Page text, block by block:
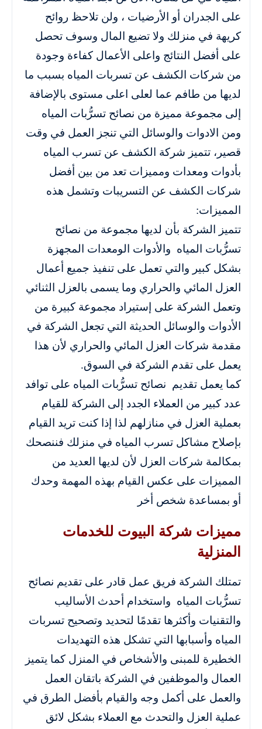
على الجدران أو الأرضيات ، ولن تلاحظ روائح
كريهة في منزلك ولا تضيع المال وسوف تحصل
على أفضل النتائج واعلى الأعمال كفاءة وجودة
من شركات الكشف عن تسربات المياه بسبب ما
لديها من طافم عما لعلى اعلى مستوى بالإضافة
إلى مجموعة مميزة من نصائح تسرُّبات المياه
ومن الادوات والوسائل التي تنجز العمل في وقت
قصير، تتميز شركة الكشف عن تسرب المياه
بأدوات ومعدات ومميزات تعد من بين أفضل
شركات الكشف عن التسريبات وتشمل هذه
المميزات:
تتميز الشركة بأن لديها مجموعة من نصائح
تسرُّبات المياه والأدوات الومعدات المجهزة
بشكل كبير والتي تعمل على تنفيذ جميع أعمال
العزل المائي والحراري وما يسمى بالعزل الثنائي
وتعمل الشركة على إستيراد مجموعة كبيرة من
الأدوات والوسائل الحديثة التي تجعل الشركة في
مقدمة شركات العزل المائي والحراري لأن هذا
يعمل على تقدم الشركة في السوق.
كما يعمل تقديم نصائح تسرُّبات المياه على توافد
عدد كبير من العملاء الجدد إلى الشركة للقيام
بعملية العزل في منازلهم لذا إذا كنت تريد القيام
بإصلاح مشاكل تسرب المياه في منزلك فننصحك
بمكالمة شركات العزل لأن لديها العديد من
المميزات على عكس القيام بهذه المهمة وحدك
أو بمساعدة شخص أخر
مميزات شركة البيوت للخدمات
المنزلية
تمتلك الشركة فريق عمل قادر على تقديم نصائح
تسرُّبات المياه واستخدام أحدث الأساليب
والتقنيات وأكثرها تقدمًا لتحديد وتصحيح تسربات
المياه وأسبابها التي تشكل هذه التهديدات
الخطيرة للمبنى والأشخاص في المنزل كما يتميز
العمال والموظفين في الشركة باتقان العمل
والعمل على أكمل وجه والقيام بأفضل الطرق في
عملية العزل والتحدث مع العملاء بشكل لائق